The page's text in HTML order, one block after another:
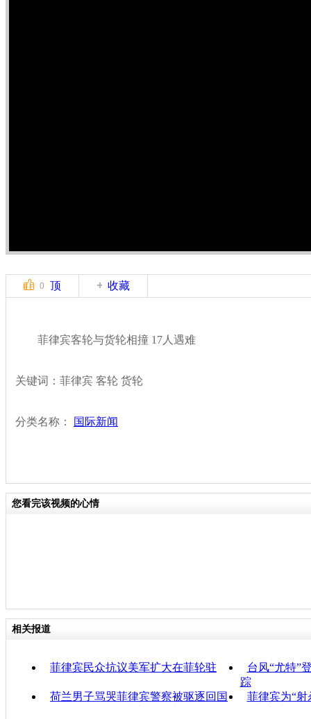
0 顶 收藏
菲律宾客轮与货轮相撞 17人遇难
关键词：菲律宾 客轮 货轮
分类名称： 国际新闻
您看完该视频的心情
相关报道
菲律宾民众抗议美军扩大在菲轮驻
台风“尤特”
踪
荷兰男子骂哭菲律宾警察被驱逐回国
菲律宾为“射